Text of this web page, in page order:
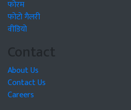
फोरम
फोटो गैलरी
वीडियो
Contact
About Us
Contact Us
Careers